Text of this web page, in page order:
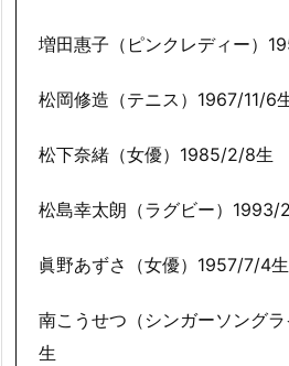
増田惠子（ピンクレディー）
松岡修造（テニス）1967/11/6
松下奈緒（女優）1985/2/8生
松島幸太朗（ラグビー）1993/
眞野あずさ（女優）1957/7/4生
南こうせつ（シンガーソング
生